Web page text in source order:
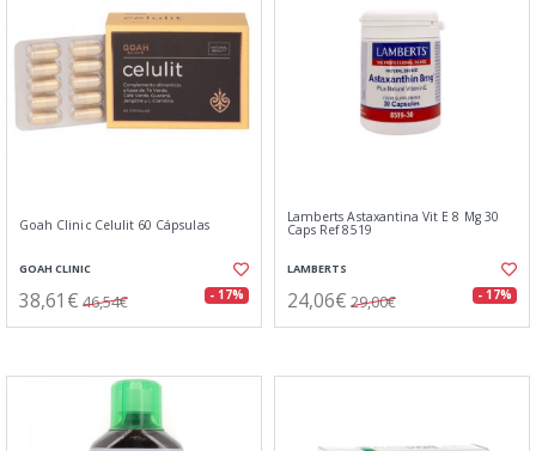
Goah Clinic Celulit 60 Cápsulas
GOAH CLINIC
38,61€ 46,54€ - 17%
Lamberts Astaxantina Vit E 8 Mg 30
Caps Ref 8519
LAMBERTS
24,06€ 29,00€ - 17%